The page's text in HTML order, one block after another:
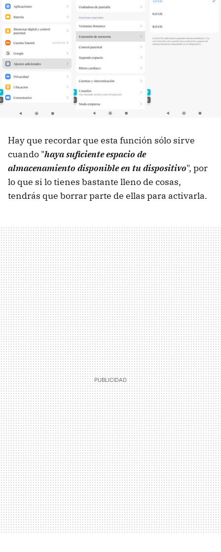
Hay que recordar que esta función sólo sirve
cuando "haya suficiente espacio de
almacenamiento disponible en tu dispositivo", por
lo que si lo tienes bastante lleno de cosas,
tendrás que borrar parte de ellas para activarla.